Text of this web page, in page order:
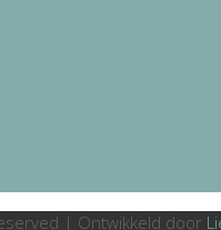
| Ontwikkeld door